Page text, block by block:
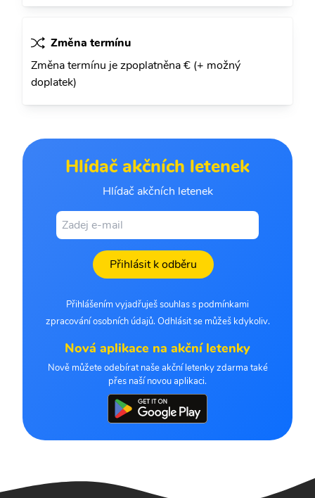
Změna termínu
Změna termínu je zpoplatněna € (+ možný
doplatek)
Hlídač akčních letenek
Hlídač akčních letenek
Přihlásit k odběru
Přihlášením vyjadřuješ souhlas s podmínkami
zpracování osobních údajů. Odhlásit se můžeš kdykoliv.
Nová aplikace na akční letenky
Nově můžete odebírat naše akční letenky zdarma také
přes naší novou aplikaci.